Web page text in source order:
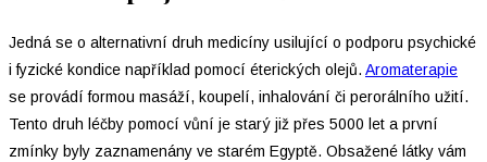
Jedná se o alternativní druh medicíny usilující o podporu psychické
i fyzické kondice například pomocí éterických olejů. Aromaterapie
se provádí formou masáží, koupelí, inhalování či perorálního užití.
Tento druh léčby pomocí vůní je starý již přes 5000 let a první
zmínky byly zaznamenány ve starém Egyptě. Obsažené látky vám